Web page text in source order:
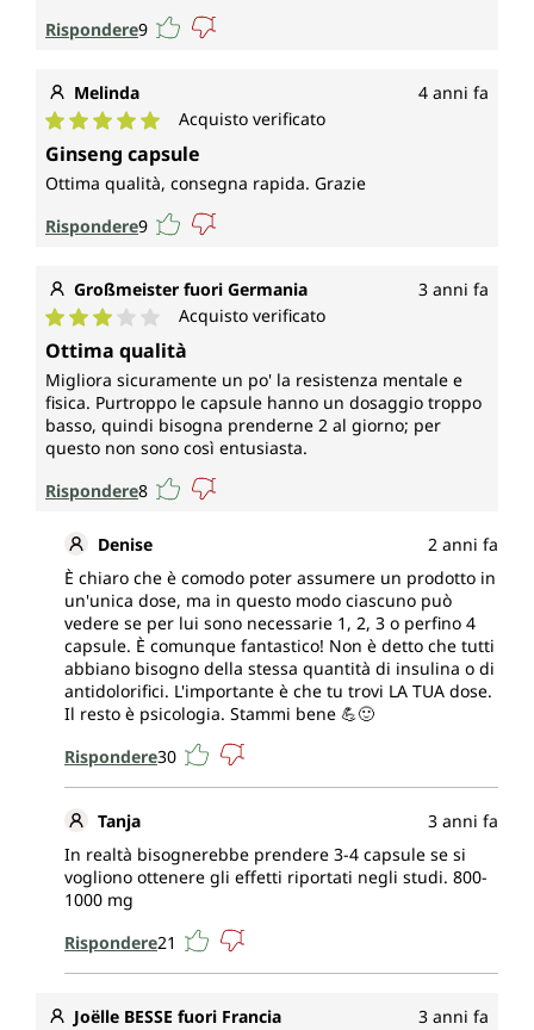
Rispondere9
Melinda 4 anni fa
Valutazione media di 5 su 5 stelle
Acquisto verificato
Ginseng capsule
Ottima qualità, consegna rapida. Grazie
Rispondere9
Großmeister fuori Germania 3 anni fa
Valutazione media di 3 su 5 stelle
Acquisto verificato
Ottima qualità
Migliora sicuramente un po' la resistenza mentale e
fisica. Purtroppo le capsule hanno un dosaggio troppo
basso, quindi bisogna prenderne 2 al giorno; per
questo non sono così entusiasta.
Rispondere8
Denise
2 anni fa
È chiaro che è comodo poter assumere un prodotto in
un'unica dose, ma in questo modo ciascuno può
vedere se per lui sono necessarie 1, 2, 3 o perfino 4
capsule. È comunque fantastico! Non è detto che tutti
abbiano bisogno della stessa quantità di insulina o di
antidolorifici. L'importante è che tu trovi LA TUA dose.
Il resto è psicologia. Stammi bene 💪🙂
Rispondere30
Tanja
3 anni fa
In realtà bisognerebbe prendere 3-4 capsule se si
vogliono ottenere gli effetti riportati negli studi. 800-
1000 mg
Rispondere21
Joëlle BESSE fuori Francia 3 anni fa